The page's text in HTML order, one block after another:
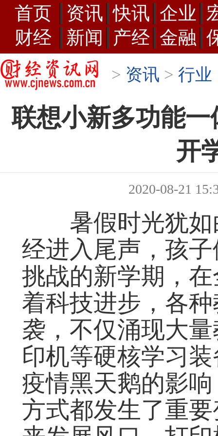
首页 资讯 快讯 企业
财经
新闻 产经 金融
> 资讯 > 行业
联想小新多功能
开
2020-08-21
暑假时光犹如
经进入尾声，孩
挑战的新学期，
着科技进步，各
袭，不仅涌现大
印机等硬核学习
疫情黑天鹅的影
方式都发生了重